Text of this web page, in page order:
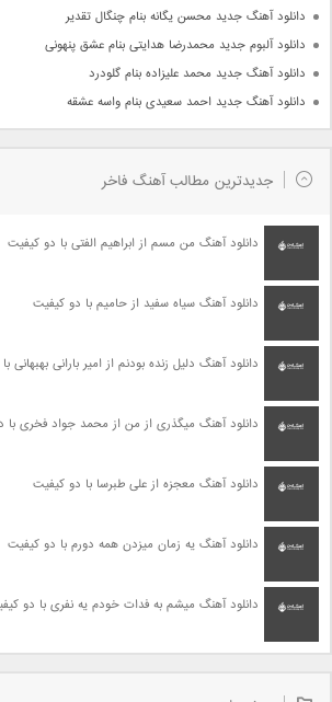
دانلود آهنگ جدید محسن یگانه بنام چنگال تقدیر
دانلود آلبوم جدید محمدرضا هدایتی بنام عشق پنهونی
دانلود آهنگ جدید محمد علیزاده بنام گلودرد
دانلود آهنگ جدید احمد سعیدی بنام واسه عشقه
جدیدترین مطالب آهنگ فاخر
دانلود آهنگ من مسم از ابراهیم الفتی با دو کیفیت
دانلود آهنگ سیاه سفید از حامیم با دو کیفیت
دانلود آهنگ دلیل زنده بودنم از امیر بارانی بهبهانی
دانلود آهنگ میگذری از من از محمد جواد فخری با
دانلود آهنگ معجزه از علی طبرسا با دو کیفیت
دانلود آهنگ یه زمان میزدن همه دورم با دو کیفیت
دانلود آهنگ میشم به فدات خودم یه نفری با دو